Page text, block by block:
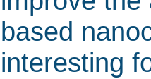
based
interesting